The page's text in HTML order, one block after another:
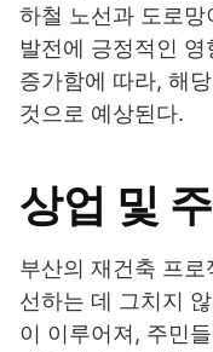
하철 노선과 도로
발전에 긍정적인
증가함에 따라, 해
것으로 예상된다.
상업 및
부산의 재건축 프
선하는 데 그치지
이 이루어져, 주민